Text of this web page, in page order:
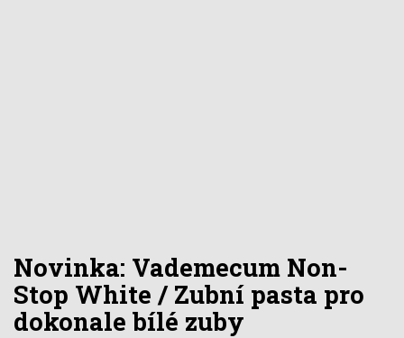
Novinka: Vademecum Non-
Stop White / Zubní pasta pro
dokonale bílé zuby